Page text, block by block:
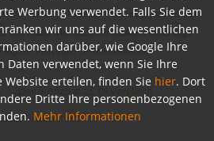
eines selektiven Vertriebssystems der
von Rubio Monocoat Produkten untersagt.
Bereich zum Vertriebsverbot.
Der proficoat 2C Öl Vergleich
Produktinfo
Werbung verwendet. Falls Sie dem
wir uns auf die wesentlichen
darüber, wie Google Ihre
Daten verwendet, wenn Sie Ihre
erteilen, finden Sie hier. Dort
Dritte Ihre personenbezogenen
Mehr Informationen